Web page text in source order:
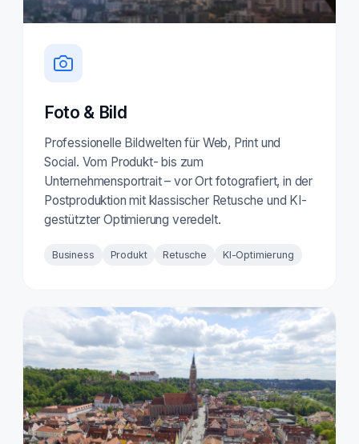
Foto & Bild
Professionelle Bildwelten für Web, Print und
Social. Vom Produkt- bis zum
Unternehmensportrait – vor Ort fotografiert, in der
Postproduktion mit klassischer Retusche und KI-
gestützter Optimierung veredelt.
Business Produkt Retusche KI-Optimierung